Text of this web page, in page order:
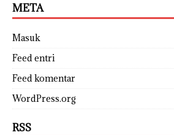
META
Masuk
Feed entri
Feed komentar
WordPress.org
RSS